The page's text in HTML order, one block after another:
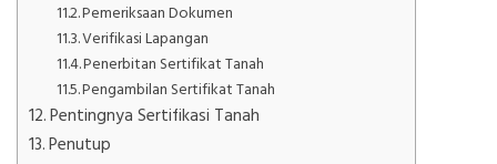
Pemeriksaan Dokumen
Verifikasi Lapangan
Penerbitan Sertifikat Tanah
Pengambilan Sertifikat Tanah
Pentingnya Sertifikasi Tanah
Penutup